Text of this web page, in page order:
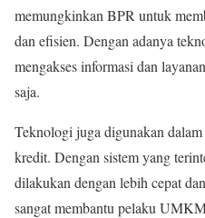
memungkinkan BPR untuk
dan efisien. Dengan adanya
mengakses informasi dan
saja.
Teknologi juga digunakan
kredit. Dengan sistem yang
dilakukan dengan lebih cepat
sangat membantu pelaku